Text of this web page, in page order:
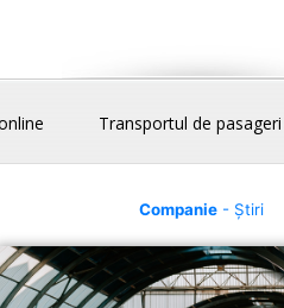
Transportul de pasageri
Companie- Știri